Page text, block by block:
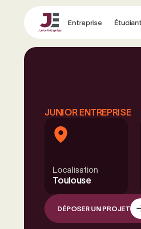
Entreprise
JUNIOR ENTREPRISE
Localisation
Toulouse
DÉPOSER UN PROJET